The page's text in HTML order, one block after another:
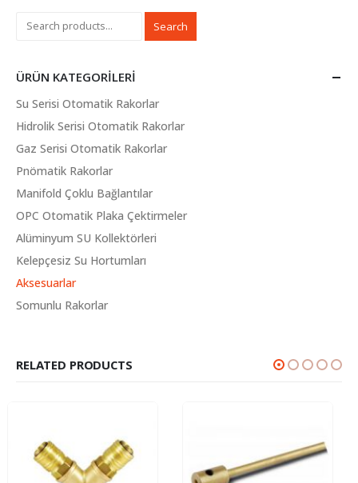
Search
ÜRÜN KATEGORILERI
Su Serisi Otomatik Rakorlar
Hidrolik Serisi Otomatik Rakorlar
Gaz Serisi Otomatik Rakorlar
Pnömatik Rakorlar
Manifold Çoklu Bağlantılar
OPC Otomatik Plaka Çektirmeler
Alüminyum SU Kollektörleri
Kelepçesiz Su Hortumları
Aksesuarlar
Somunlu Rakorlar
RELATED PRODUCTS